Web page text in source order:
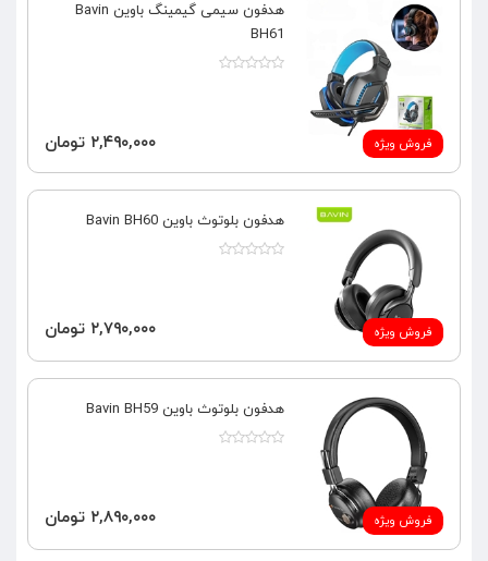
فروش ویژه
هدفون سیمی گیمینگ باوین Bavin
BH61
۲,۴۹۰,۰۰۰ تومان
فروش ویژه
هدفون بلوتوث باوین Bavin BH60
۲,۷۹۰,۰۰۰ تومان
فروش ویژه
هدفون بلوتوث باوین Bavin BH59
۲,۸۹۰,۰۰۰ تومان